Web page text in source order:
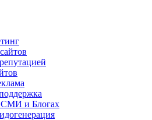
СМИ и Блогах